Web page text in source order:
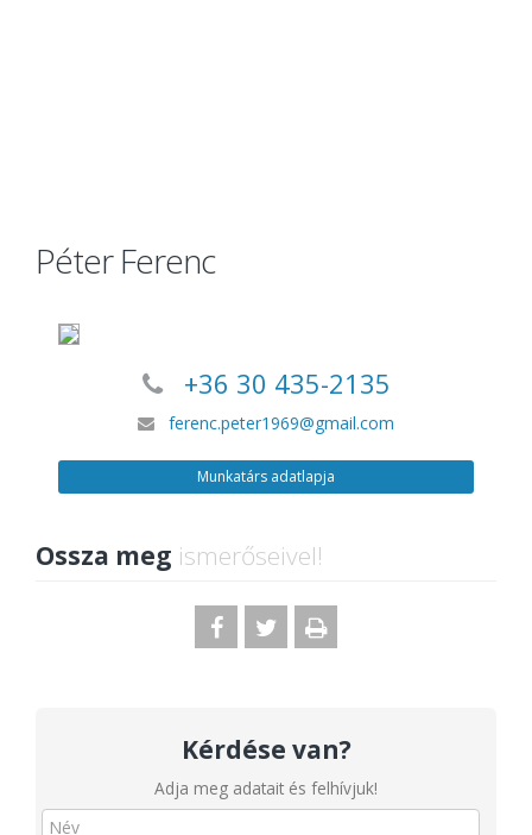
Péter Ferenc
+36 30 435-2135
ferenc.peter1969@gmail.com
Munkatárs adatlapja
Ossza meg ismerőseivel!
Kérdése van?
Adja meg adatait és felhívjuk!